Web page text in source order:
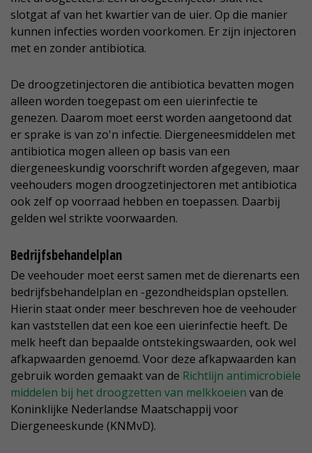
slotgat af van het kwartier van de uier. Op die manier
kunnen infecties worden voorkomen. Er zijn injectoren
met en zonder antibiotica.
De droogzetinjectoren die antibiotica bevatten mogen
alleen worden toegepast om een uierinfectie te
genezen. Daarom moet eerst worden aangetoond dat
er sprake is van zo'n infectie. Diergeneesmiddelen met
antibiotica mogen alleen op basis van een
diergeneeskundig voorschrift worden afgegeven, maar
veehouders mogen droogzetinjectoren met antibiotica
ook zelf op voorraad hebben en toepassen. Daarbij
gelden wel strikte voorwaarden.
Bedrijfsbehandelplan
De veehouder moet eerst samen met de dierenarts een
bedrijfsbehandelplan en -gezondheidsplan opstellen.
Hierin staat onder meer beschreven hoe de veehouder
kan vaststellen dat een koe een uierinfectie heeft. De
melk heeft dan bepaalde ontstekingswaarden, ook wel
afkapwaarden genoemd. Voor deze afkapwaarden kan
gebruik worden gemaakt van de Richtlijn antimicrobiële
middelen bij het droogzetten van melkkoeien van de
Koninklijke Nederlandse Maatschappij voor
Diergeneeskunde (KNMvD).